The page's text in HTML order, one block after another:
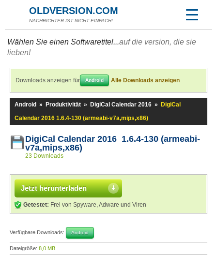
OLDVERSION.COM
NACHRICHTER IST NICHT EINFACH!
Wählen Sie einen Softwaretitel...auf die version, die sie
lieben!
Downloads anzeigen für Android Alle Downloads anzeigen
Android » Produktivität » DigiCal Calendar 2016 »
DigiCal
Calendar 2016 1.6.4-130 (armeabi-v7a,mips,x86)
DigiCal Calendar 2016 1.6.4-130 (armeabi-
v7a,mips,x86)
23 Downloads
Jetzt herunterladen
Getestet: Frei von Spyware, Adware und Viren
Verfügbare Downloads: Android
Dateigröße: 8,0 MB